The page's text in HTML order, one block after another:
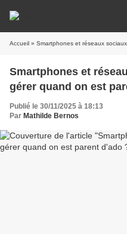
Accueil » Smartphones et réseaux
Smartphones et
gérer quand on est
Publié le 30/11/2025 à 18:13
Par Mathilde Bernos